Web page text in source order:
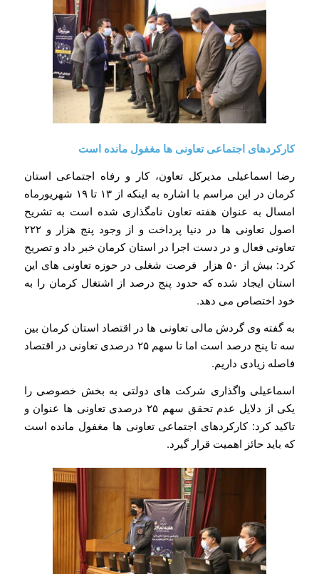
کارکردهای اجتماعی تعاونی ها مغفول مانده است
رضا اسماعیلی مدیرکل تعاون، کار و رفاه اجتماعی استان
کرمان در این مراسم با اشاره به اینکه از ۱۳ تا ۱۹ شهریورماه
امسال به عنوان هفته تعاون نامگذاری شده است به تشریح
اصول تعاونی ها در دنیا پرداخت و از وجود پنج هزار و ۲۲۲
تعاونی فعال و در دست اجرا در استان کرمان خبر داد و تصریح
کرد: بیش از ۵۰ هزار فرصت شغلی در حوزه تعاونی های این
استان ایجاد شده که حدود پنج درصد از اشتغال کرمان را به
خود اختصاص می دهد.
به گفته وی گردش مالی تعاونی ها در اقتصاد استان کرمان بین
سه تا پنج درصد است اما تا سهم ۲۵ درصدی تعاونی در اقتصاد
فاصله زیادی داریم.
اسماعیلی واگذاری شرکت های دولتی به بخش خصوصی را
یکی از دلایل عدم تحقق سهم ۲۵ درصدی تعاونی ها عنوان و
تاکید کرد: کارکردهای اجتماعی تعاونی ها مغفول مانده است
که باید حائز اهمیت قرار گیرد.